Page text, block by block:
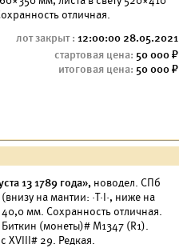
отличная.
12:00:00 28.05.2021
50 000
50 000
13 1789 года», новодел. СПб
на мантии: ·Т·I·, ниже на
мм. Сохранность отличная.
Биткин (монеты)# М1347 (R1).
XVIII# 29. Редкая.